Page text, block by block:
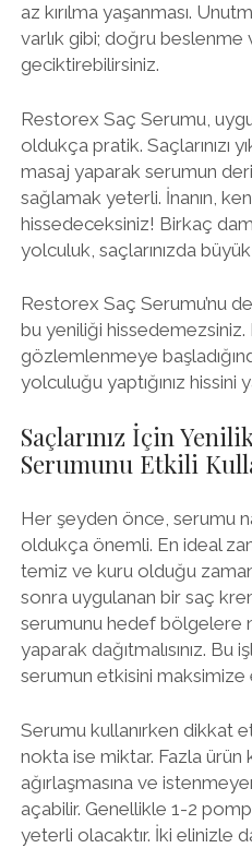
az kırılma yaşanması.
varlık gibi; doğru beslenme
geciktirebilirsiniz.
Restorex Saç Serumu,
oldukça pratik. Saçlarınızı
masaj yaparak serumun
sağlamak yeterli. İnanın,
hissedeceksiniz! Birkaç
yolculuk, saçlarınızda
Restorex Saç Serumu’nu
bu yeniliği hissedemezsiniz.
gözlemlenmeye
yolculuğu yaptığınız hissini
Saçlarınız İçin
Serumunu Etkili
Her şeyden önce, serumu
oldukça önemli. En ideal
temiz ve kuru olduğu
sonra uygulanan bir saç
serumunu hedef bölgelere
yaparak dağıtmalısınız. Bu
serumun etkisini maksimize
Serumu kullanırken dikkat
nokta ise miktar. Fazla ürün
ağırlaşmasına ve
açabilir. Genellikle 1-2
yeterli olacaktır. İki elinizle